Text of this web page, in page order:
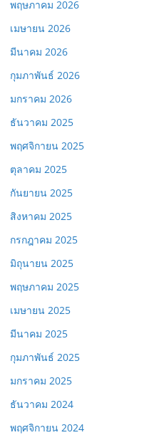
พฤษภาคม 2026
เมษายน 2026
มีนาคม 2026
กุมภาพันธ์ 2026
มกราคม 2026
ธันวาคม 2025
พฤศจิกายน 2025
ตุลาคม 2025
กันยายน 2025
สิงหาคม 2025
กรกฎาคม 2025
มิถุนายน 2025
พฤษภาคม 2025
เมษายน 2025
มีนาคม 2025
กุมภาพันธ์ 2025
มกราคม 2025
ธันวาคม 2024
พฤศจิกายน 2024